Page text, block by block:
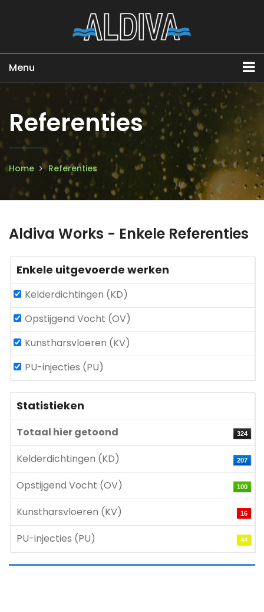
Menu
Referenties
Home Referenties
Aldiva Works - Enkele Referenties
Enkele uitgevoerde werken
Kelderdichtingen (KD)
Opstijgend Vocht (OV)
Kunstharsvloeren (KV)
PU-injecties (PU)
Statistieken
Totaal hier getoond 324
Kelderdichtingen (KD) 207
Opstijgend Vocht (OV) 100
Kunstharsvloeren (KV) 16
PU-injecties (PU) 44